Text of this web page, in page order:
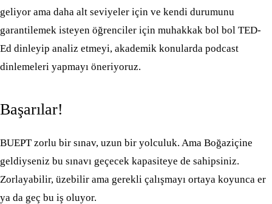
geliyor ama daha alt seviyeler için ve kendi durumunu
garantilemek isteyen öğrenciler için muhakkak bol bol TED-
Ed dinleyip analiz etmeyi, akademik konularda podcast
dinlemeleri yapmayı öneriyoruz.
Başarılar!
BUEPT zorlu bir sınav, uzun bir yolculuk. Ama Boğaziçine
geldiyseniz bu sınavı geçecek kapasiteye de sahipsiniz.
Zorlayabilir, üzebilir ama gerekli çalışmayı ortaya koyunca er
ya da geç bu iş oluyor.